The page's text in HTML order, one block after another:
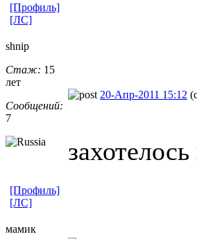
[Профиль]
[ЛС]
shnip
Стаж: 15
лет
Сообщений:
7
20-Апр-2011 15:12
[Профиль]
[ЛС]
мамик